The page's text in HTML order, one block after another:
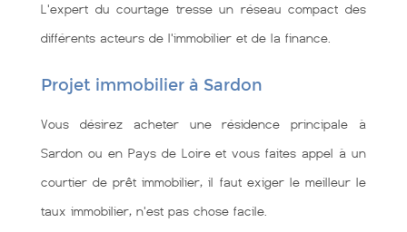
L'expert du courtage tresse un réseau compact des
différents acteurs de l'immobilier et de la finance.
Projet immobilier à Sardon
Vous désirez acheter une résidence principale à
Sardon ou en Pays de Loire et vous faites appel à un
courtier de prêt immobilier, il faut exiger le meilleur le
taux immobilier, n'est pas chose facile.